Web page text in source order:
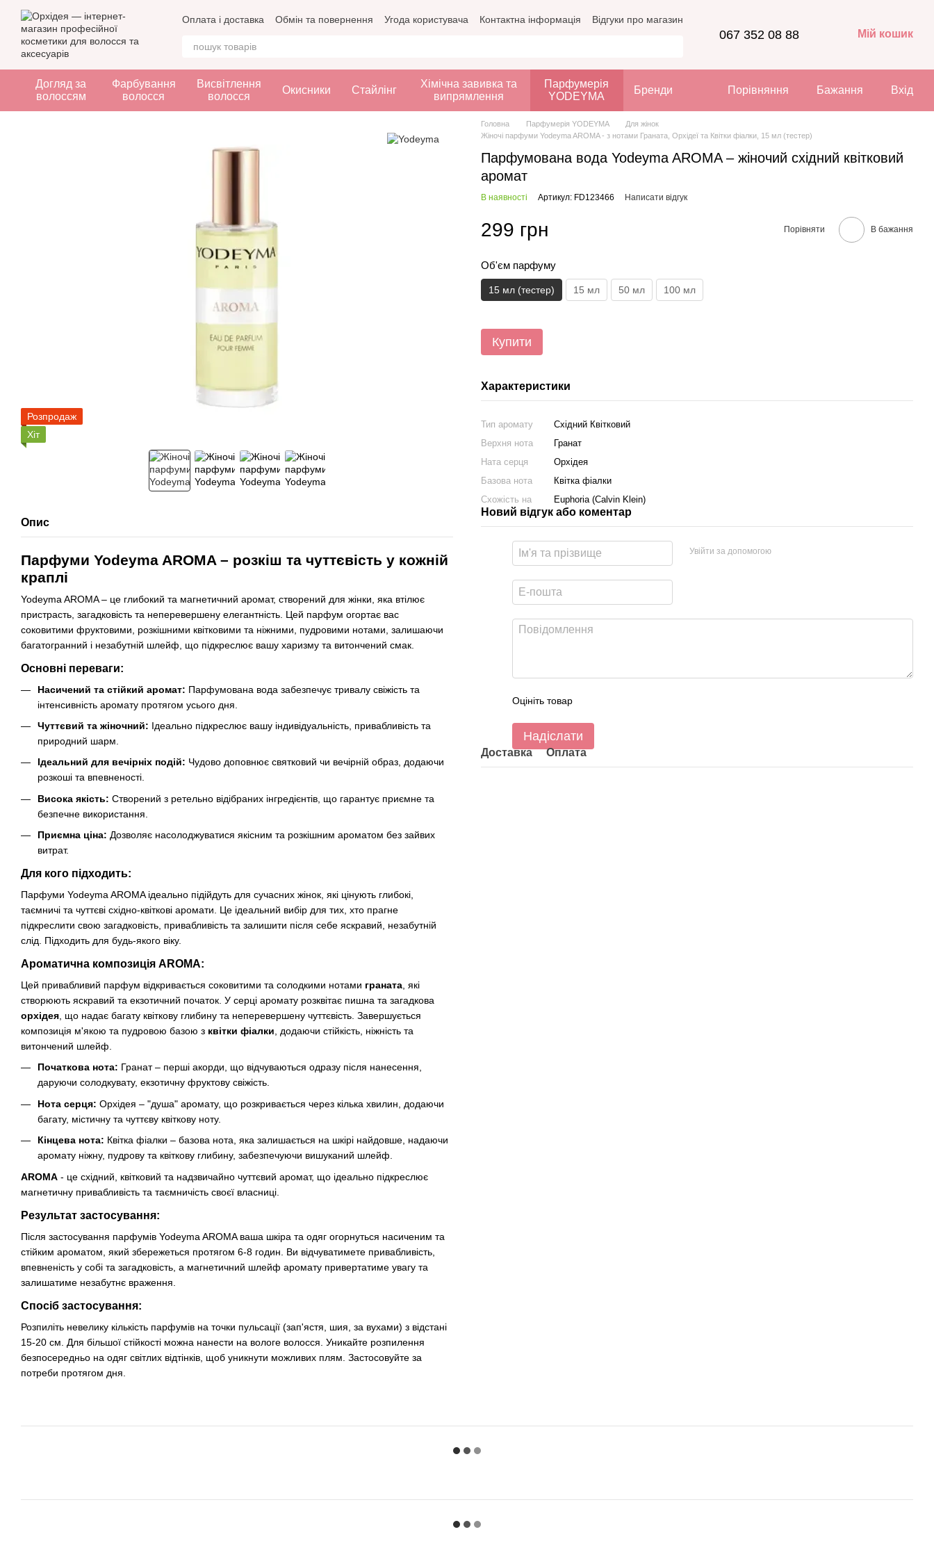
Перейти до основного контенту
Оплата і доставка Обмін та повернення Угода користувача Контактна інформація Відгуки про магазин
067 352 08 88 Мій кошик
Догляд за
волоссям
Фарбування
волосся
Висвітлення
волосся
Окисники Стайлінг
Хімічна завивка та
випрямлення
Парфумерія
YODEYMA
Бренди Порівняння Бажання Вхід
Розпродаж
Хіт
Опис
Парфуми Yodeyma AROMA – розкіш та чуттєвість у кожній
краплі
Yodeyma AROMA – це глибокий та магнетичний аромат, створений для жінки, яка втілює
пристрасть, загадковість та неперевершену елегантність. Цей парфум огортає вас
соковитими фруктовими, розкішними квітковими та ніжними, пудровими нотами, залишаючи
багатогранний і незабутній шлейф, що підкреслює вашу харизму та витончений смак.
Основні переваги:
Насичений та стійкий аромат: Парфумована вода забезпечує тривалу свіжість та
інтенсивність аромату протягом усього дня.
Чуттєвий та жіночний: Ідеально підкреслює вашу індивідуальність, привабливість та
природний шарм.
Ідеальний для вечірніх подій: Чудово доповнює святковий чи вечірній образ, додаючи
розкоші та впевненості.
Висока якість: Створений з ретельно відібраних інгредієнтів, що гарантує приємне та
безпечне використання.
Приємна ціна: Дозволяє насолоджуватися якісним та розкішним ароматом без зайвих
витрат.
Для кого підходить:
Парфуми Yodeyma AROMA ідеально підійдуть для сучасних жінок, які цінують глибокі,
таємничі та чуттєві східно-квіткові аромати. Це ідеальний вибір для тих, хто прагне
підкреслити свою загадковість, привабливість та залишити після себе яскравий, незабутній
слід. Підходить для будь-якого віку.
Ароматична композиція AROMA:
Цей привабливий парфум відкривається соковитими та солодкими нотами граната , які
створюють яскравий та екзотичний початок. У серці аромату розквітає пишна та загадкова
орхідея , що надає багату квіткову глибину та неперевершену чуттєвість. Завершується
композиція м'якою та пудровою базою з квітки фіалки , додаючи стійкість, ніжність та
витончений шлейф.
Початкова нота: Гранат – перші акорди, що відчуваються одразу після нанесення,
даруючи солодкувату, екзотичну фруктову свіжість.
Нота серця: Орхідея – "душа" аромату, що розкривається через кілька хвилин, додаючи
багату, містичну та чуттєву квіткову ноту.
Кінцева нота: Квітка фіалки – базова нота, яка залишається на шкірі найдовше, надаючи
аромату ніжну, пудрову та квіткову глибину, забезпечуючи вишуканий шлейф.
AROMA - це східний, квітковий та надзвичайно чуттєвий аромат, що ідеально підкреслює
магнетичну привабливість та таємничість своєї власниці.
Результат застосування:
Після застосування парфумів Yodeyma AROMA ваша шкіра та одяг огорнуться насиченим та
стійким ароматом, який збережеться протягом 6-8 годин. Ви відчуватимете привабливість,
впевненість у собі та загадковість, а магнетичний шлейф аромату привертатиме увагу та
залишатиме незабутнє враження.
Спосіб застосування:
Розпиліть невелику кількість парфумів на точки пульсації (зап'ястя, шия, за вухами) з відстані
15-20 см. Для більшої стійкості можна нанести на вологе волосся. Уникайте розпилення
безпосередньо на одяг світлих відтінків, щоб уникнути можливих плям. Застосовуйте за
потреби протягом дня.
Головна Парфумерія YODEYMA
Для жінок
Жіночі парфуми Yodeyma AROMA - з нотами Граната, Орхідеї та Квітки фіалки, 15 мл (тестер)
Парфумована вода Yodeyma AROMA – жіночий східний квітковий
аромат
В наявності Артикул: FD123466 Написати відгук
299 грн Порівняти В бажання
Об'єм парфуму
15 мл (тестер) 15 мл 50 мл 100 мл
Купити
Характеристики
Тип аромату
Східний Квітковий
Верхня нота
Гранат
Ната серця
Орхідея
Базова нота
Квітка фіалки
Схожість на
Euphoria (Calvin Klein)
Новий відгук або коментар
Увійти за допомогою
Оцініть товар
Надіслати
Доставка Оплата